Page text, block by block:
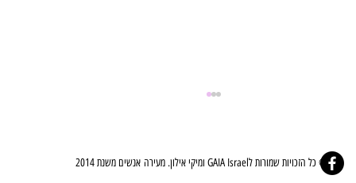
© כל הזכויות שמורות לGAIA Israel ומיקי אילון. מעירה אנשים משנת 2014